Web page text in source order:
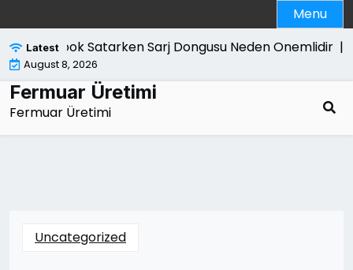
to
content
Menu
Latest
Macbook Satarken Sarj Dongusu Neden Onemlidir |
August 8, 2026
Fermuar Üretimi
Fermuar Üretimi
Uncategorized